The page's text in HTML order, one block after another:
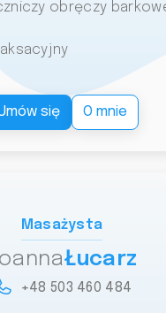
obręczy
się O mnie
Masażysta
Łucarz
+48 503 460 484